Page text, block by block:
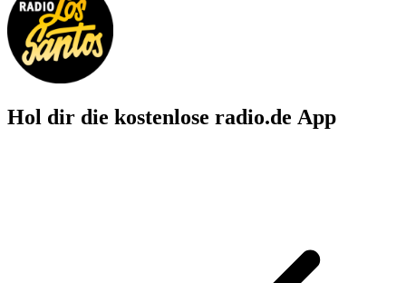
Hol dir die kostenlose radio.de App